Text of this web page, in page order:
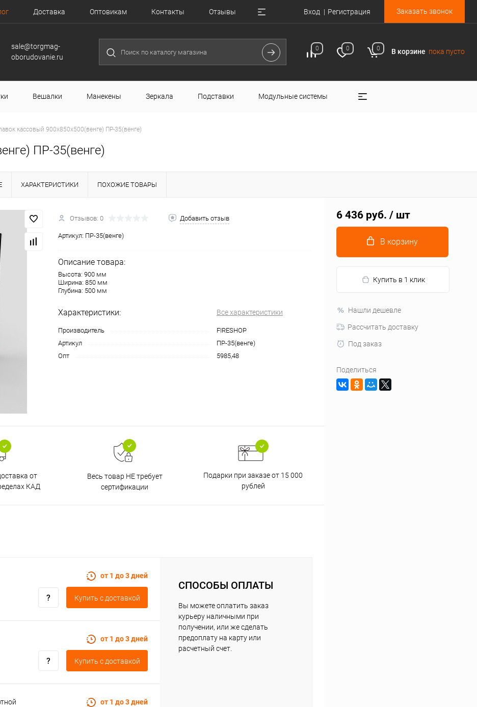
Доставка Оптовикам Контакты Отзывы Вход Регистрация Заказать звонок
sale@torgmag-
oborudovanie.ru
0 0 0 В корзине пока пусто
Вешалки Манекены Зеркала Подставки Модульные системы
кассовый 900х850х500(венге) ПР-35(венге)
ПР-35(венге)
ХАРАКТЕРИСТИКИ ПОХОЖИЕ ТОВАРЫ
Отзывов: 0 Добавить отзыв
Артикул: ПР-35(венге)
Описание товара:
Высота: 900 мм
Ширина: 850 мм
Глубина: 500 мм
Характеристики: Все характеристики
Производитель
FIRESHOP
Артикул
ПР-35(венге)
Опт
5985,48
от
КАД
Весь товар НЕ требует
сертификации
Подарки при заказе от 15 000
рублей
от 1 до 3 дней
Купить c доставкой
от 1 до 3 дней
Купить c доставкой
от 1 до 3 дней
СПОСОБЫ ОПЛАТЫ
Вы можете оплатить заказ
курьеру наличными при
получении, или же сделать
предоплату на карту или
расчетный счет.
6 436 руб. / шт
В корзину
Купить в 1 клик
Нашли дешевле
Рассчитать доставку
Под заказ
Поделиться